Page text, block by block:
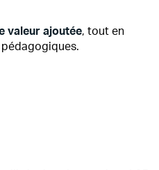
valeur ajoutée, tout en